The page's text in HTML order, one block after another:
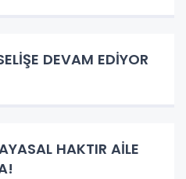
DEVAM EDİYOR
HAKTIR AİLE